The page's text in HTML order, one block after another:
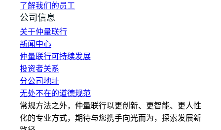
了解我们的员工
公司信息
关于仲量联行
新闻中心
仲量联行可持续发展
投资者关系
分公司地址
无处不在的道德规范
常规方法之外，仲量联行以更创新、更智能、更人性
化的专业方式，期待与您携手向光而为，探索发展新